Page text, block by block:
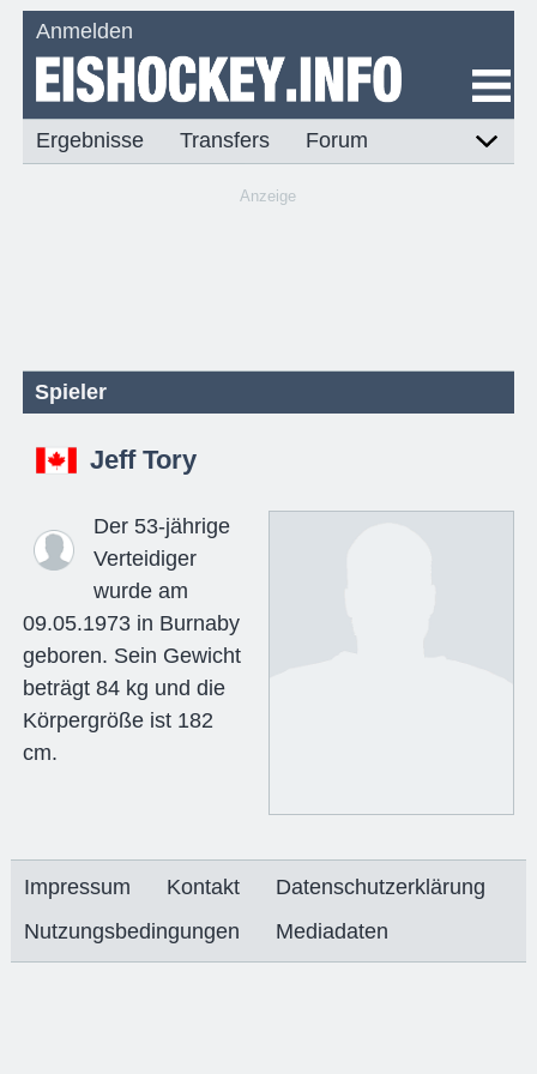
Anmelden
Ergebnisse Transfers Forum
Anzeige
Spieler
Jeff Tory
Der 53-jährige
Verteidiger
wurde am
09.05.1973 in Burnaby
geboren. Sein Gewicht
beträgt 84 kg und die
Körpergröße ist 182
cm.
Impressum Kontakt
Datenschutzerklärung
Nutzungsbedingungen
Mediadaten